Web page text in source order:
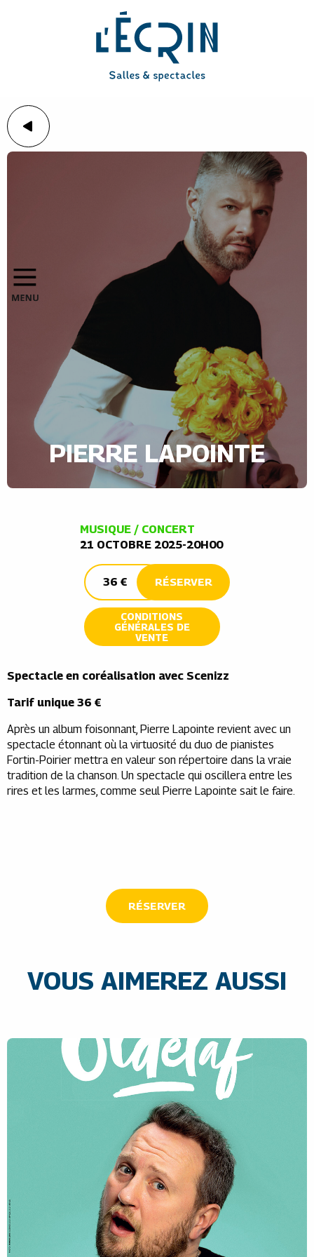
PIERRE LAPOINTE
MUSIQUE / CONCERT
21 OCTOBRE 2025-20H00
36 € RÉSERVER
CONDITIONS
GÉNÉRALES DE
VENTE
Spectacle en coréalisation avec Scenizz
Tarif unique 36 €
Après un album foisonnant, Pierre Lapointe revient avec un
spectacle étonnant où la virtuosité du duo de pianistes
Fortin-Poirier mettra en valeur son répertoire dans la vraie
tradition de la chanson. Un spectacle qui oscillera entre les
rires et les larmes, comme seul Pierre Lapointe sait le faire.
RÉSERVER
VOUS AIMEREZ AUSSI